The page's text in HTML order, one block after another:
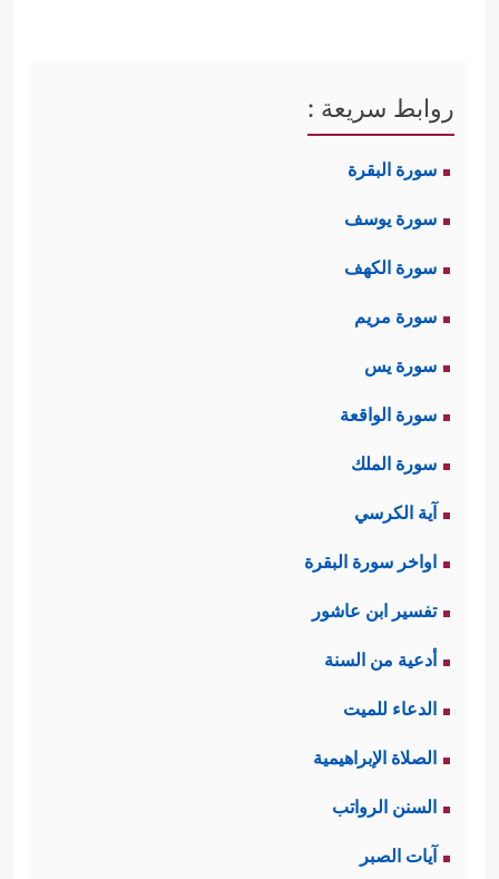
روابط سريعة :
سورة البقرة
سورة يوسف
سورة الكهف
سورة مريم
سورة يس
سورة الواقعة
سورة الملك
آية الكرسي
اواخر سورة البقرة
تفسير ابن عاشور
أدعية من السنة
الدعاء للميت
الصلاة الإبراهيمية
السنن الرواتب
آيات الصبر